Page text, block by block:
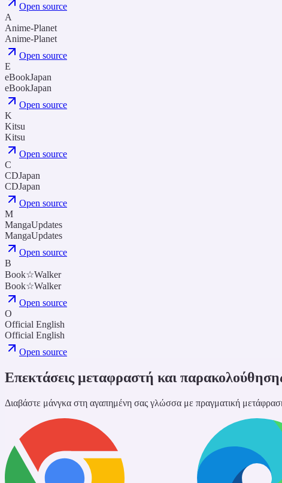
Open source
A
Anime-Planet
Anime-Planet
Open source
E
eBookJapan
eBookJapan
Open source
K
Kitsu
Kitsu
Open source
C
CDJapan
CDJapan
Open source
M
MangaUpdates
MangaUpdates
Open source
B
Book☆Walker
Book☆Walker
Open source
O
Official English
Official English
Open source
Επεκτάσεις μεταφραστή και
Διαβάστε μάνγκα στη αγαπημένη σας γλώσσα με πραγματική